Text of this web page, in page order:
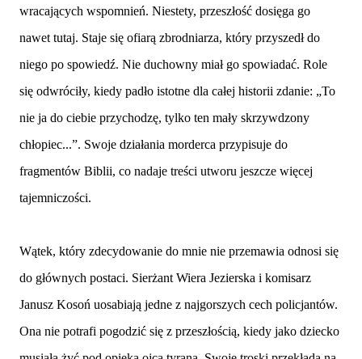
wracających wspomnień. Niestety, przeszłość dosięga go
nawet tutaj. Staje się ofiarą zbrodniarza, który przyszedł do
niego po spowiedź. Nie duchowny miał go spowiadać. Role
się odwróciły, kiedy padło istotne dla całej historii zdanie: „To
nie ja do ciebie przychodzę, tylko ten mały skrzywdzony
chłopiec...”. Swoje działania morderca przypisuje do
fragmentów Biblii, co nadaje treści utworu jeszcze więcej
tajemniczości.
Wątek, który zdecydowanie do mnie nie przemawia odnosi się
do głównych postaci. Sierżant Wiera Jezierska i komisarz
Janusz Kosoń uosabiają jedne z najgorszych cech policjantów.
Ona nie potrafi pogodzić się z przeszłością, kiedy jako dziecko